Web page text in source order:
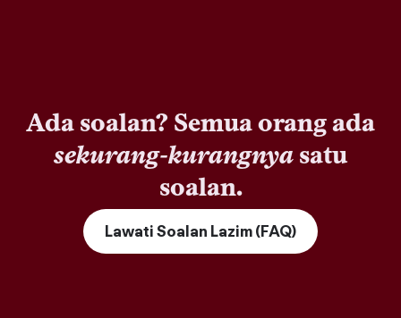
Ada soalan? Semua orang ada
sekurang-kurangnya satu
soalan.
Lawati Soalan Lazim (FAQ)